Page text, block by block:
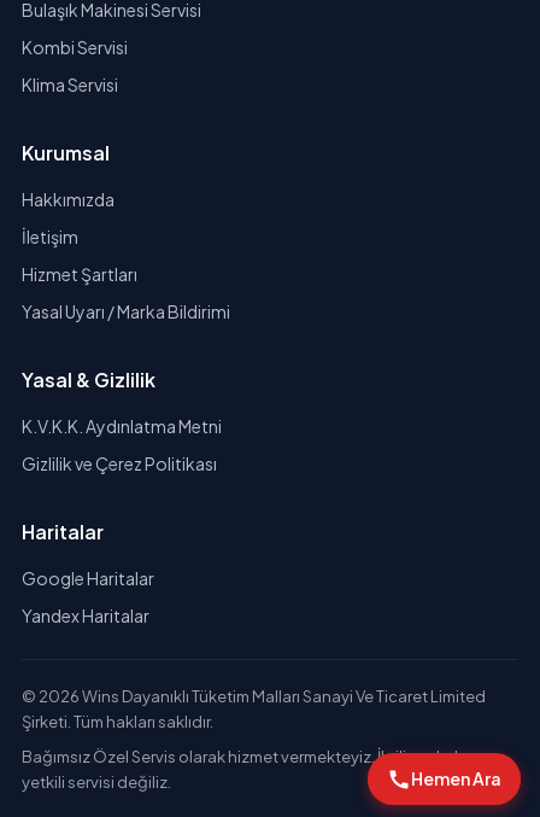
Bulaşık Makinesi Servisi
Kombi Servisi
Klima Servisi
Kurumsal
Hakkımızda
İletişim
Hizmet Şartları
Yasal Uyarı / Marka Bildirimi
Yasal & Gizlilik
K.V.K.K. Aydınlatma Metni
Gizlilik ve Çerez Politikası
Haritalar
Google Haritalar
Yandex Haritalar
© 2026 Wins Dayanıklı Tüketim Malları Sanayi Ve Ticaret Limited
Şirketi. Tüm hakları saklıdır.
Bağımsız Özel Servis olarak hizmet vermekteyiz. İlgili markaların
yetkili servisi değiliz.
Hemen Ara